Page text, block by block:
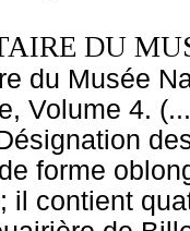
DU
du Musée
Volume 4.
forme
il contient